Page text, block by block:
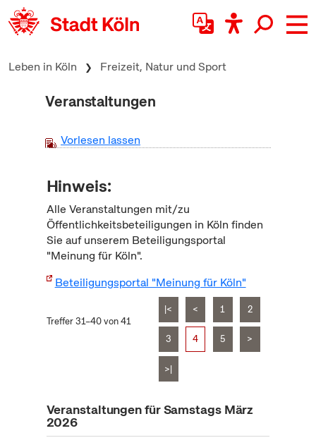
zum Inhalt springen
Leben in Köln Freizeit, Natur und Sport
Veranstaltungen
Vorlesen lassen
Hinweis:
Alle Veranstaltungen mit/zu
Öffentlichkeitsbeteiligungen in Köln finden
Sie auf unserem Beteiligungsportal
"Meinung für Köln".
Beteiligungsportal "Meinung für Köln"
Treffer 31–40 von 41
|< < 1 2
3 4 5 >
>|
Veranstaltungen für Samstags März
2026